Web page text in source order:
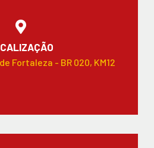
Fortaleza - BR 020, KM12